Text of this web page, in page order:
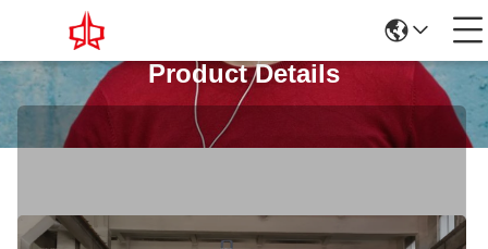
Product Details